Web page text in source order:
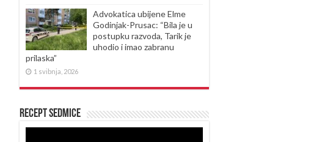
Advokatica ubijene Elme
Godinjak-Prusac: “Bila je u
postupku razvoda, Tarik je
uhodio i imao zabranu
prilaska”
1 svibnja, 2026
Recept sedmice